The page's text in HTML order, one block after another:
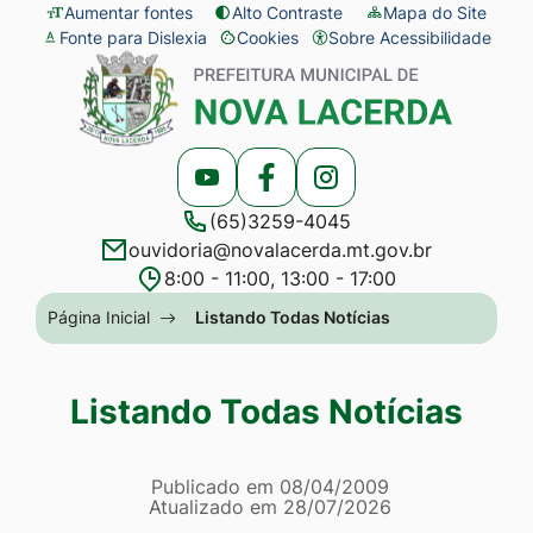
Seção
de
atalhos
acessibilidade
Ir
para
conteúdo
menu
[alt+2]
para
Aumentar fontes Alto Contraste
Mapa do Site
Fonte para Dislexia
Cookies
Abrir
preferências
de
cookies
Sobre Acessibilidade
Seção
menu
Acessar
a
Rede
Social
Acessar
a
Rede
Social
Acessar
a
Rede
Social
(65)3259-4045
ouvidoria@novalacerda.mt.gov.br
8:00 - 11:00, 13:00 - 17:00
Seção
do
principal
Página Inicial Listando Todas Notícias
Listando Todas Notícias
Página Listando Todas
Informações
Publicado em 08/04/2009
Atualizado em 28/07/2026